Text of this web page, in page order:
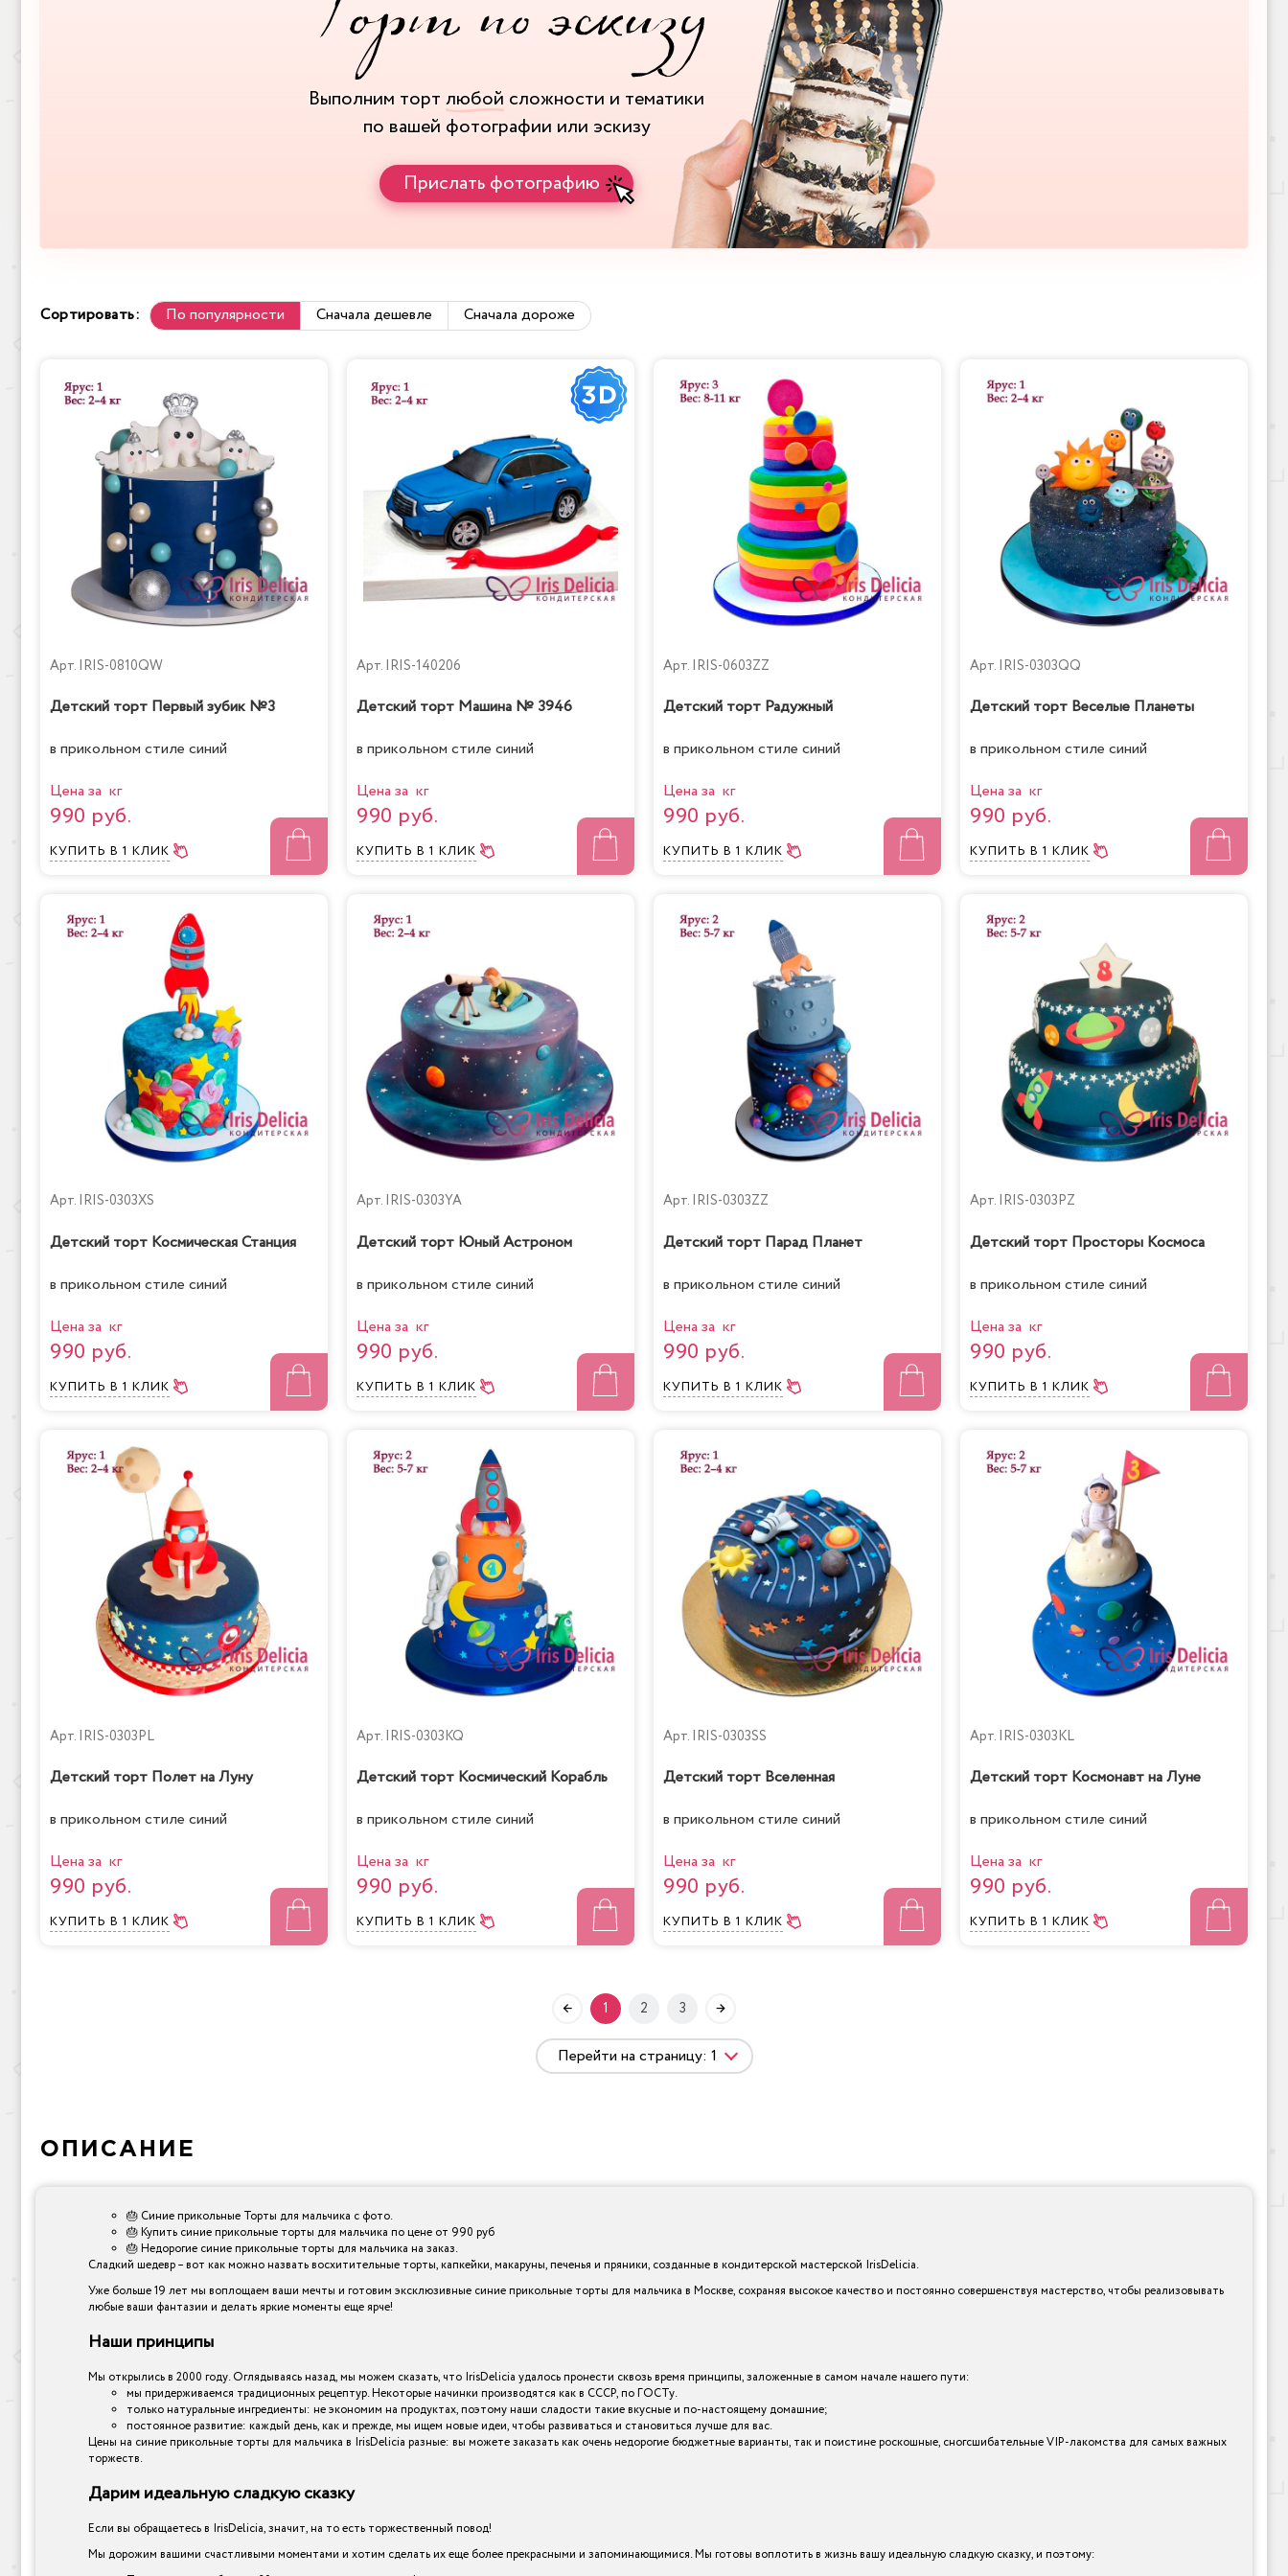
Выполним торт любой сложности и тематики
по вашей фотографии или эскизу
Прислать фотографию
Сортировать: По популярности Сначала дешевле Сначала дороже
Арт. IRIS-0810QW
Детский торт Первый зубик №3
в прикольном стиле синий
Цена за кг
990 руб.
КУПИТЬ В 1 КЛИК
Арт. IRIS-140206
Детский торт Машина № 3946
в прикольном стиле синий
Цена за кг
990 руб.
КУПИТЬ В 1 КЛИК
Арт. IRIS-0603ZZ
Детский торт Радужный
в прикольном стиле синий
Цена за кг
990 руб.
КУПИТЬ В 1 КЛИК
Арт. IRIS-0303QQ
Детский торт Веселые Планеты
в прикольном стиле синий
Цена за кг
990 руб.
КУПИТЬ В 1 КЛИК
Арт. IRIS-0303XS
Детский торт Космическая Станция
в прикольном стиле синий
Цена за кг
990 руб.
КУПИТЬ В 1 КЛИК
Арт. IRIS-0303YA
Детский торт Юный Астроном
в прикольном стиле синий
Цена за кг
990 руб.
КУПИТЬ В 1 КЛИК
Арт. IRIS-0303ZZ
Детский торт Парад Планет
в прикольном стиле синий
Цена за кг
990 руб.
КУПИТЬ В 1 КЛИК
Арт. IRIS-0303PZ
Детский торт Просторы Космоса
в прикольном стиле синий
Цена за кг
990 руб.
КУПИТЬ В 1 КЛИК
Арт. IRIS-0303PL
Детский торт Полет на Луну
в прикольном стиле синий
Цена за кг
990 руб.
КУПИТЬ В 1 КЛИК
Арт. IRIS-0303KQ
Детский торт Космический Корабль
в прикольном стиле синий
Цена за кг
990 руб.
КУПИТЬ В 1 КЛИК
Арт. IRIS-0303SS
Детский торт Вселенная
в прикольном стиле синий
Цена за кг
990 руб.
КУПИТЬ В 1 КЛИК
Арт. IRIS-0303KL
Детский торт Космонавт на Луне
в прикольном стиле синий
Цена за кг
990 руб.
КУПИТЬ В 1 КЛИК
1 2 3
ОПИСАНИЕ
🎂 Синие прикольные Торты для мальчика с фото.
🎂 Купить синие прикольные торты для мальчика по цене от 990 руб
🎂 Недорогие синие прикольные торты для мальчика на заказ.
Сладкий шедевр – вот как можно назвать восхитительные торты, капкейки, макаруны, печенья и пряники, созданные в кондитерской мастерской IrisDelicia.
Уже больше 19 лет мы воплощаем ваши мечты и готовим эксклюзивные синие прикольные торты для мальчика в Москве, сохраняя высокое качество и постоянно совершенствуя мастерство, чтобы реализовывать
любые ваши фантазии и делать яркие моменты еще ярче!
Наши принципы
Мы открылись в 2000 году. Оглядываясь назад, мы можем сказать, что IrisDelicia удалось пронести сквозь время принципы, заложенные в самом начале нашего пути:
мы придерживаемся традиционных рецептур. Некоторые начинки производятся как в СССР, по ГОСТу.
только натуральные ингредиенты: не экономим на продуктах, поэтому наши сладости такие вкусные и по-настоящему домашние;
постоянное развитие: каждый день, как и прежде, мы ищем новые идеи, чтобы развиваться и становиться лучше для вас.
Цены на синие прикольные торты для мальчика в IrisDelicia разные: вы можете заказать как очень недорогие бюджетные варианты, так и поистине роскошные, сногсшибательные VIP-лакомства для самых важных
торжеств.
Дарим идеальную сладкую сказку
Если вы обращаетесь в IrisDelicia, значит, на то есть торжественный повод!
Мы дорожим вашими счастливыми моментами и хотим сделать их еще более прекрасными и запоминающимися. Мы готовы воплотить в жизнь вашу идеальную сладкую сказку, и поэтому: